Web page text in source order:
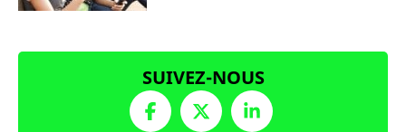
SUIVEZ-NOUS